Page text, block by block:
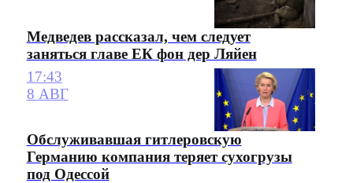
Медведев рассказал, чем следует
заняться главе ЕК фон дер Ляйен
17:43
8 АВГ
Обслуживавшая гитлеровскую
Германию компания теряет сухогрузы
под Одессой